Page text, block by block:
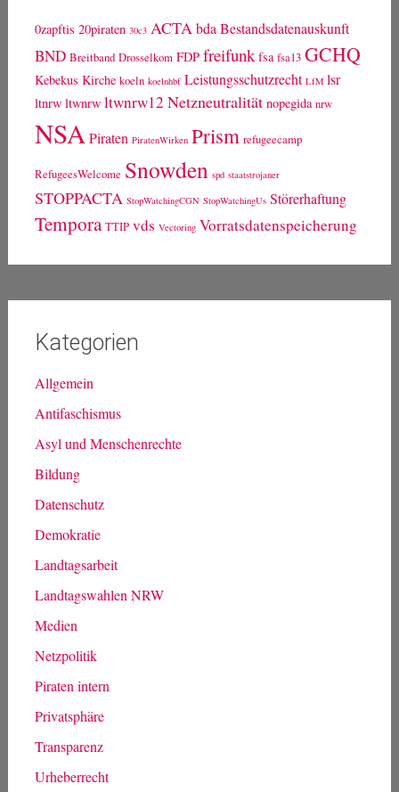
0zapftis 20piraten 30c3 ACTAbda Bestandsdatenauskunft
BND Breitband Drosselkom FDP freifunk fsa fsa13 GCHQ
Kebekus Kirche koeln koelnhbf Leistungsschutzrecht LfM lsr
ltnrw ltwnrw ltwnrw12 Netzneutralität nopegida nrw
NSAPiraten PiratenWirken Prism refugeecamp
RefugeesWelcome Snowden spd staatstrojaner
STOPPACTA StopWatchingCGN StopWatchingUs Störerhaftung
Tempora TTIP vds Vectoring Vorratsdatenspeicherung
Kategorien
Allgemein
Antifaschismus
Asyl und Menschenrechte
Bildung
Datenschutz
Demokratie
Landtagsarbeit
Landtagswahlen NRW
Medien
Netzpolitik
Piraten intern
Privatsphäre
Transparenz
Urheberrecht